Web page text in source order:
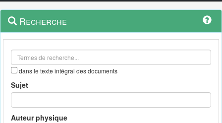
Navigation
outils
Menu
contextuel
Recherche
dans le texte intégral des documents
Sujet
Auteur physique